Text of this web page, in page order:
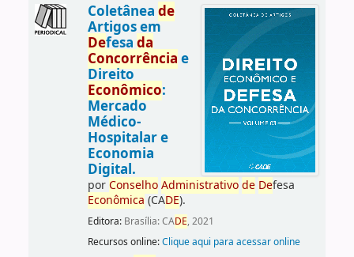
Coletânea de
Artigos em
Defesa da
Concorrência e
Direito
Econômico:
Mercado
Médico-
Hospitalar e
Economia
Digital.
porConselho Administrativo de Defesa
Econômica (CADE).
Editora: Brasília: CADE, 2021
Recursos online:Clique aqui para acessar online